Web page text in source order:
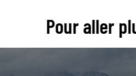
Pour aller